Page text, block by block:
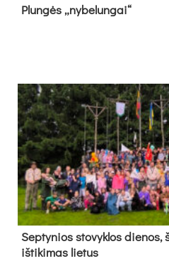
Plun­gės „ny­be­lun­gai“
Sep­ty­nios sto­vyk­los
iš­ti­ki­mas lie­tus